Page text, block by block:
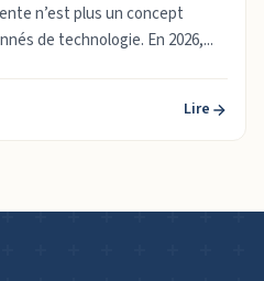
n’est plus un concept
de technologie. En 2026,...
Lire